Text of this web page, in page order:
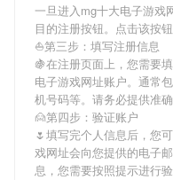
一旦进入mg十大电子游戏
目的注册按钮。点击该按
⛵️第三步：填写注册信息
🍇在注册页面上，您需要
电子游戏网址账户。通常
机号码等。请务必提供准
🙍第四步：验证账户
🌷填写完个人信息后，您
戏网址会向您提供的电子
息，您需要按照提示进行